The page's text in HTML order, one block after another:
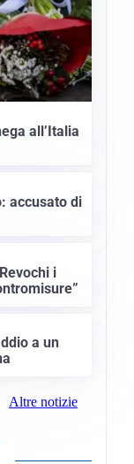
all’Italia
accusato di
i
a un
Altre notizie